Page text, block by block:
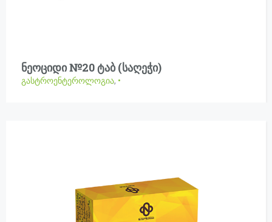
ნეოციდი №20 ტაბ (საღეჭი)
გასტროენტეროლოგია, •